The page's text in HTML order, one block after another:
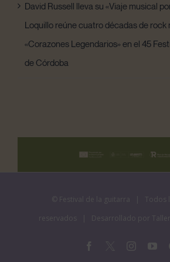
David Russell lleva su «Viaje musical
Loquillo reúne cuatro décadas de rock
«Corazones Legendarios» en el 45
de Córdoba
© Festival de la guitarra
| Todos
reservados | Desarrollado por
Facebook
X